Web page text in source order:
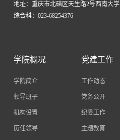
地址：重庆市北碚区天生路2号西南大学
综合科：023-68254376
学院概况
学院简介
领导班子
机构设置
历任领导
党建工作
工作动态
党务公开
纪委工作
主题教育